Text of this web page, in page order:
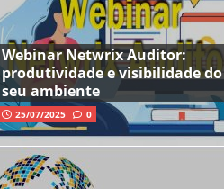
Webinar Netwrix Auditor:
produtividade e visibilidade do
seu ambiente
25/07/2025 0